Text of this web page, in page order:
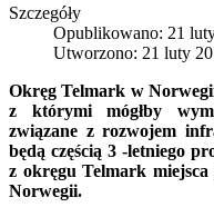
Szczegóły
Opublikowano: 21
Utworzono: 21 luty
Okręg Telmark w
z którymi mógłby
związane z rozwojem
będą częścią 3 -letniego
z okręgu Telmark
Norwegii.